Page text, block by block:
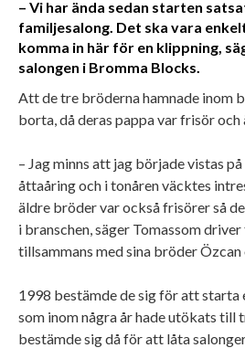
– Vi har ända sedan starten
familjesalong. Det ska vara
komma in här för en klippning,
salongen i Bromma Blocks.
Att de tre bröderna hamnade inom
borta, då deras pappa var frisör och
– Jag minns att jag började vistas
åttaåring och i tonåren väcktes
äldre bröder var också frisörer så
i branschen, säger Tomassom
tillsammans med sina bröder Özcan
1998 bestämde de sig för att starta
som inom några år hade utökats till
bestämde sig då för att låta